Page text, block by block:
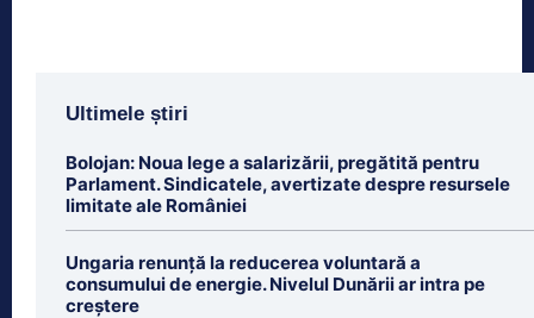
Ultimele știri
Bolojan: Noua lege a salarizării, pregătită pentru
Parlament. Sindicatele, avertizate despre resursele
limitate ale României
Ungaria renunță la reducerea voluntară a
consumului de energie. Nivelul Dunării ar intra pe
creștere